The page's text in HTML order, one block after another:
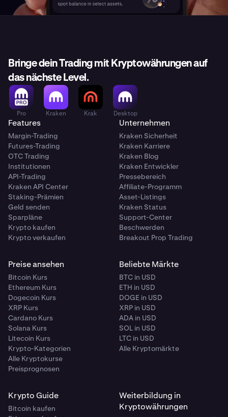
Bringe dein Trading mit Kryptowährungen auf
das nächste Level.
Pro Kraken Krak Desktop
Features
Margin-Trading
Futures-Trading
OTC Trading
Institutionen
API-Trading
Kraken API Center
Staking-Prämien
Geld senden
Sparpläne
Krypto kaufen
Krypto verkaufen
Unternehmen
Kraken Sicherheit
Kraken Karriere
Kraken Blog
Kraken Entwickler
Pressebereich
Affiliate-Programm
Asset-Listings
Kraken Status
Support-Center
Beschwerden
Breakout Prop Trading
Preise ansehen
Bitcoin Kurs
Ethereum Kurs
Dogecoin Kurs
XRP Kurs
Cardano Kurs
Solana Kurs
Litecoin Kurs
Krypto-Kategorien
Alle Kryptokurse
Preisprognosen
Beliebte Märkte
BTC in USD
ETH in USD
DOGE in USD
XRP in USD
ADA in USD
SOL in USD
LTC in USD
Alle Kryptomärkte
Krypto Guide
Bitcoin kaufen
Weiterbildung in
Kryptowährungen